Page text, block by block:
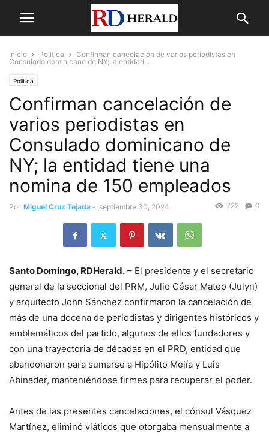
Inicio Politica
Confirman cancelación de varios periodistas en
Consulado dominicano de NY; la entidad...
Politica
Confirman cancelación de
varios periodistas en
Consulado dominicano de
NY; la entidad tiene una
nomina de 150 empleados
Por Miguel Cruz Tejada - septiembre 30, 2024 0
722
Santo Domingo, RDHerald. – El presidente y el secretario
general de la seccional del PRM, Julio César Mateo (Julyn)
y arquitecto John Sánchez confirmaron la cancelación de
más de una docena de periodistas y dirigentes históricos y
emblemáticos del partido, algunos de ellos fundadores y
con una trayectoria de décadas en el PRD, entidad que
abandonaron para sumarse a Hipólito Mejía y Luis
Abinader, manteniéndose firmes para recuperar el poder.
Antes de las presentes cancelaciones, el cónsul Vásquez
Martínez, eliminó viáticos que otorgaba mensualmente a